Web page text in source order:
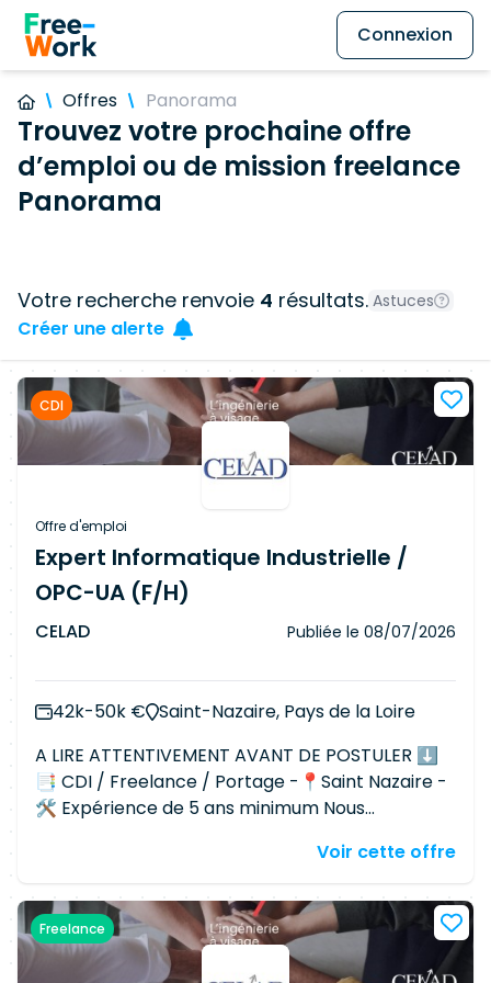
Connexion
Offres Panorama
Trouvez votre prochaine offre
d’emploi ou de mission freelance
Panorama
Votre recherche renvoie 4 résultats. Astuces
Créer une alerte
CDI
Offre d'emploi
Expert Informatique Industrielle /
OPC-UA (F/H)
CELAD Publiée le 08/07/2026
42k-50k € Saint-Nazaire, Pays de la Loire
A LIRE ATTENTIVEMENT AVANT DE POSTULER ⬇
📑 CDI / Freelance / Portage -📍Saint Nazaire -
🛠 Expérience de 5 ans minimum Nous
recherchons actuellement un.e Expert
projet d'un de nos clients afin d'accompagner à
l'évolution des systèmes de supervision et
l'intégration des équipements industriels.
Voir cette offre
Freelance